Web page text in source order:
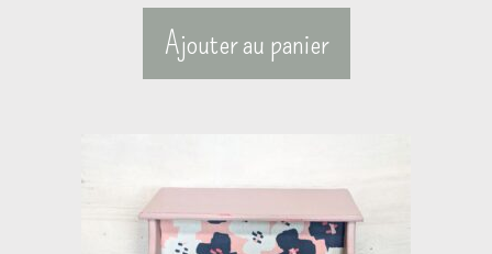
Ajouter au panier